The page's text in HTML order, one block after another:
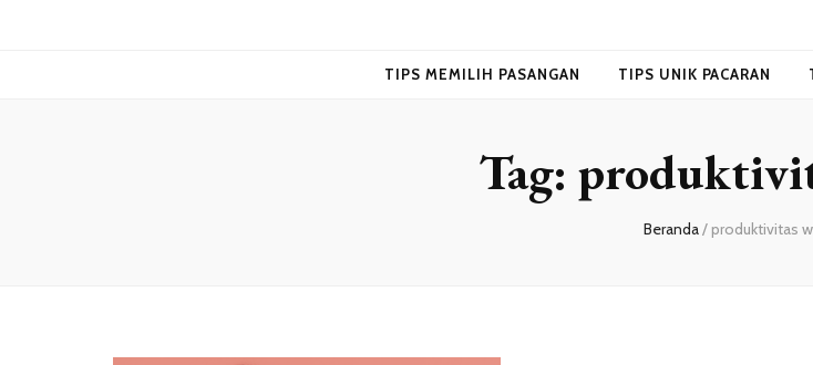
TIPS MEMILIH PASANGAN TIPS UNIK PACARAN
Tag:
Beranda/ produktivitas